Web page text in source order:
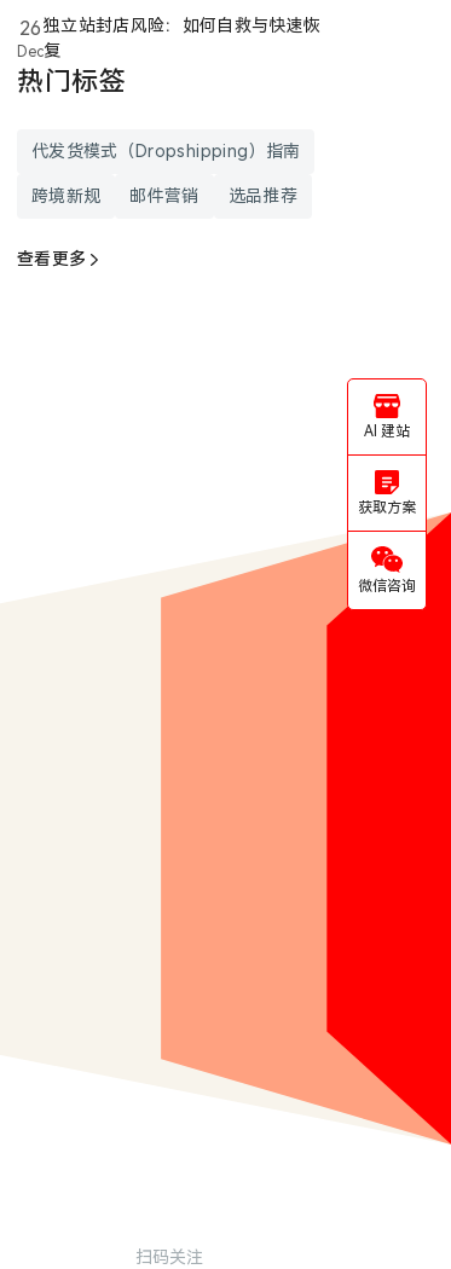
26
Dec
独立站封店风险：如何自救与快速恢
复
热门标签
代发货模式（Dropshipping）指南
跨境新规 邮件营销 选品推荐
查看更多
扫码关注
AI 建站
获取方案
微信咨询